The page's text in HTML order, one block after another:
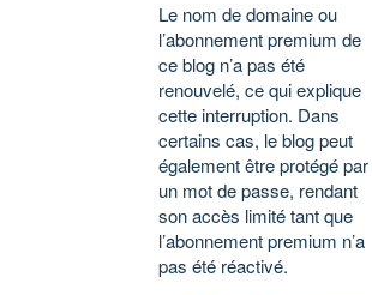
Le nom de domaine ou
l’abonnement premium de
ce blog n’a pas été
renouvelé, ce qui explique
cette interruption. Dans
certains cas, le blog peut
également être protégé par
un mot de passe, rendant
son accès limité tant que
l’abonnement premium n’a
pas été réactivé.